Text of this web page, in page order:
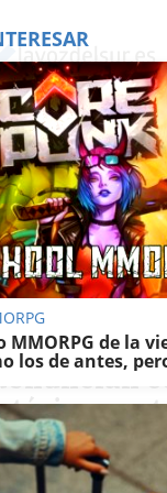
luz Padre Coraje
PolíticaEcología
interinos
MMORPG de la
los de antes,